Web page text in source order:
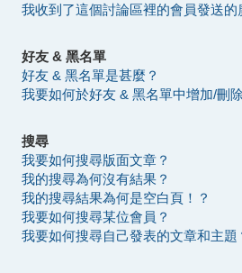
我收到了這個討論區裡的會員發送的
好友 & 黑名單
好友 & 黑名單是甚麼？
我要如何於好友 & 黑名單中增加/刪
搜尋
我要如何搜尋版面文章？
我的搜尋為何沒有結果？
我的搜尋結果為何是空白頁！？
我要如何搜尋某位會員？
我要如何搜尋自己發表的文章和主題